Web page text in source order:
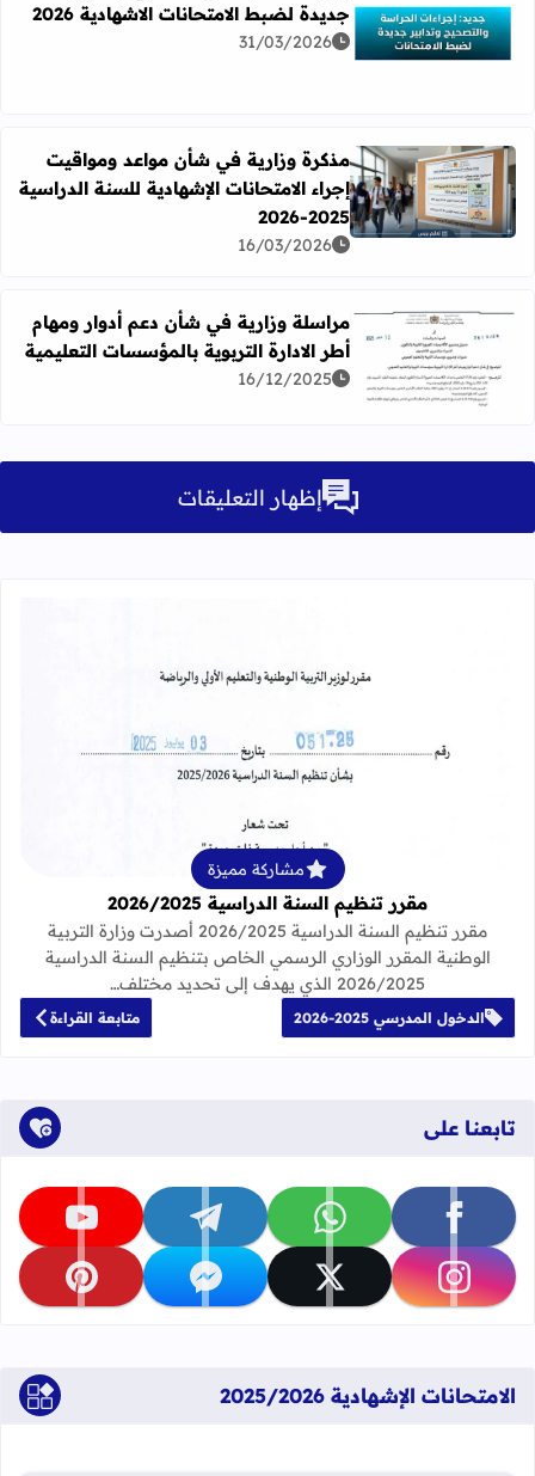
اقرأ المزيد عن إجراءات الحراسة والتصحيح وتدابير جديدة لضبط
جديدة لضبط الامتحانات الاشهادية 2026
31/03/2026
اقرأ المزيد عن مذكرة وزارية في شأن مواعد ومواقيت إجراء
مذكرة وزارية في شأن مواعد ومواقيت
إجراء الامتحانات الإشهادية للسنة الدراسية
2025-2026
16/03/2026
اقرأ المزيد عن مراسلة وزارية في شأن دعم أدوار ومهام أطر
مراسلة وزارية في شأن دعم أدوار ومهام
أطر الادارة التربوية بالمؤسسات التعليمية
16/12/2025
إظهار التعليقات
قراءة المزيد عن مقرر تنظيم السنة الدراسية
مشاركة مميزة
مقرر تنظيم السنة الدراسية 2026/2025
مقرر تنظيم السنة الدراسية 2026/2025 أصدرت وزارة التربية
الوطنية المقرر الوزاري الرسمي الخاص بتنظيم السنة الدراسية
2026/2025 الذي يهدف إلى تحديد مختلف…
الدخول المدرسي 2025-2026 متابعة القراءة
تابعنا على
تابعنا على facebook تابعنا على whatsapp تابعنا على telegram تابعنا على youtube
تابعنا على instagram تابعنا على x تابعنا على messenger تابعنا على pinterest
الامتحانات الإشهادية 2025/2026